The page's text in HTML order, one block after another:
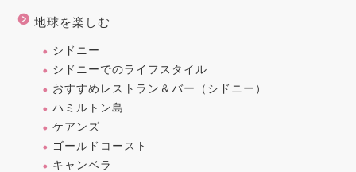
地球を楽しむ
シドニー
シドニーでのライフスタイル
おすすめレストラン＆バー（シドニー）
ハミルトン島
ケアンズ
ゴールドコースト
キャンベラ